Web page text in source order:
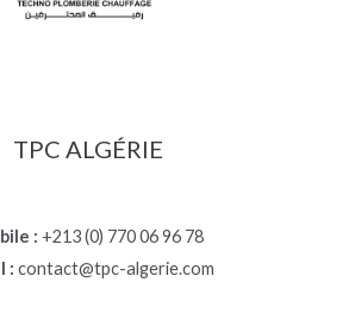
TPC ALGÉRIE
: +213 (0) 770 06 96 78
: contact@tpc-algerie.com